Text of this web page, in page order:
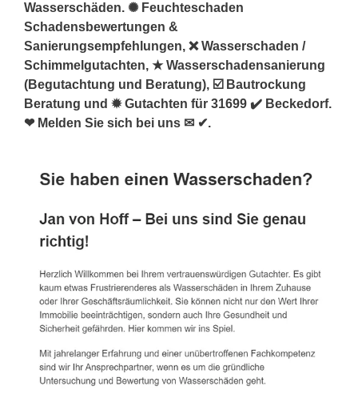
Wasserschäden. ✺ Feuchteschaden
Schadensbewertungen &
Sanierungsempfehlungen, ❌ Wasserschaden /
Schimmelgutachten, ★ Wasserschadensanierung
(Begutachtung und Beratung), ☑️ Bautrockung
Beratung und ✹ Gutachten für 31699 ✔️ Beckedorf.
❤ Melden Sie sich bei uns ✉ ✔.